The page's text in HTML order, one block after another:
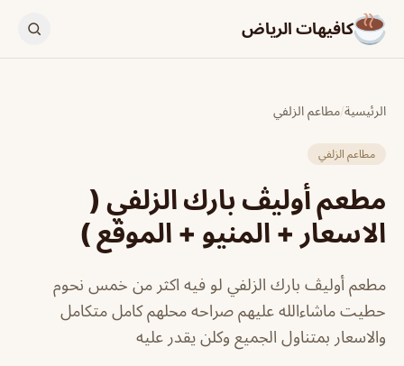
كافيهات الرياض
الرئيسية/مطاعم الزلفي
مطاعم الزلفي
مطعم أوليڤ بارك الزلفي (
الاسعار + المنيو + الموقع )
مطعم أوليڤ بارك الزلفي لو فيه اكثر من خمس نحوم
حطيت ماشاءالله عليهم صراحه محلهم كامل متكامل
والاسعار بمتناول الجميع وكلن يقدر عليه